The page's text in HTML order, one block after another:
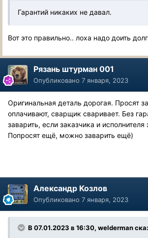
Гарантий никаких не давал.
Вот это правильно.. лоха надо доить
Рязань штурман 001
Опубликовано 7 января, 2023
Оригинальная деталь дорогая. Просят
оплачивают, сварщик сваривает. Без
заварить, если заказчика и исполнителя
Попросят ещё, можно заварить ещё)
Александр Козлов
Опубликовано 7 января, 2023
В 07.01.2023 в 16:30, welderman